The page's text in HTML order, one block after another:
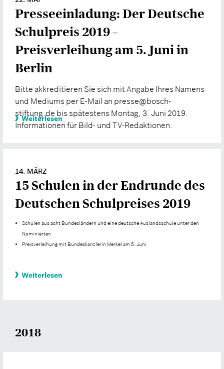
Presseeinladung: Der Deutsche
Schulpreis 2019 –
Preisverleihung am 5. Juni in
Berlin
Bitte akkreditieren Sie sich mit Angabe Ihres Namens
und Mediums per E-Mail an presse@bosch-
stiftung.de bis spätestens Montag, 3. Juni 2019.
Informationen für Bild- und TV-Redaktionen.
Weiterlesen
14. MÄRZ
15 Schulen in der Endrunde des
Deutschen Schulpreises 2019
Schulen aus acht Bundesländern und eine deutsche Auslandsschule unter den
Nominierten
Preisverleihung mit Bundeskanzlerin Merkel am 5. Juni
Weiterlesen
2018